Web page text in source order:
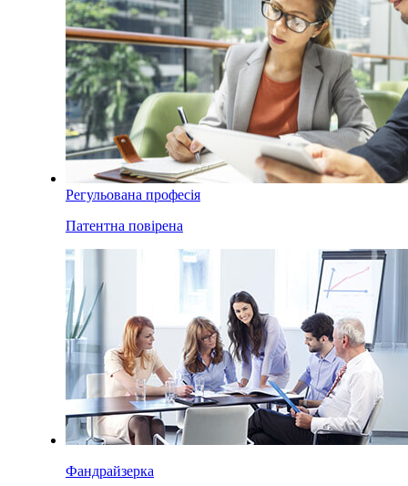
Регульована професія
Патентна повірена
Фандрайзерка